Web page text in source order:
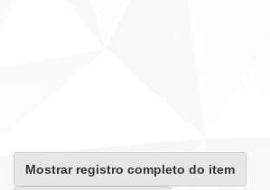
Mostrar registro completo do item